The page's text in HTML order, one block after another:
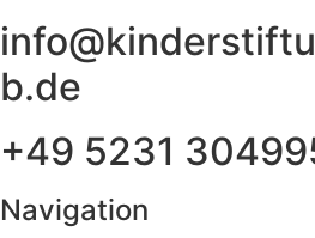
b.de
+49 5231
Navigation